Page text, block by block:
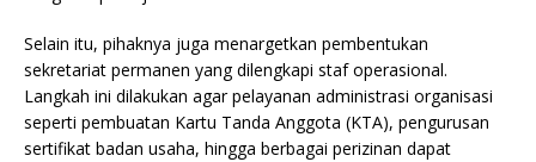
Selain itu, pihaknya juga menargetkan pembentukan
sekretariat permanen yang dilengkapi staf operasional.
Langkah ini dilakukan agar pelayanan administrasi organisasi
seperti pembuatan Kartu Tanda Anggota (KTA), pengurusan
sertifikat badan usaha, hingga berbagai perizinan dapat